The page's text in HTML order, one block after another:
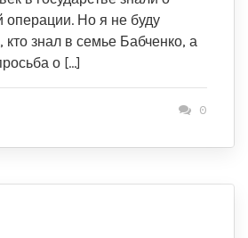
операции. Но я не буду
кто знал в семье Бабченко, а
о […]
0